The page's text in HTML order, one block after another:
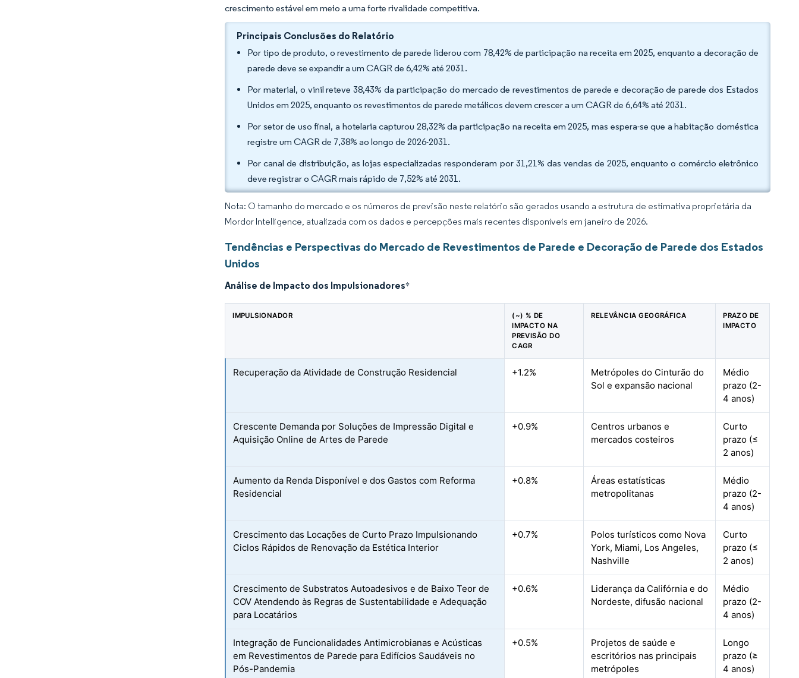
crescimento estável em meio a uma forte rivalidade competitiva.
Principais Conclusões do Relatório
Por tipo de produto, o revestimento de parede liderou com 78,42% de participação na receita em 2025, enquanto a decoração de
parede deve se expandir a um CAGR de 6,42% até 2031.
Por material, o vinil reteve 38,43% da participação do mercado de revestimentos de parede e decoração de parede dos Estados
Unidos em 2025, enquanto os revestimentos de parede metálicos devem crescer a um CAGR de 6,64% até 2031.
Por setor de uso final, a hotelaria capturou 28,32% da participação na receita em 2025, mas espera-se que a habitação doméstica
registre um CAGR de 7,38% ao longo de 2026-2031.
Por canal de distribuição, as lojas especializadas responderam por 31,21% das vendas de 2025, enquanto o comércio eletrônico
deve registrar o CAGR mais rápido de 7,52% até 2031.
Nota: O tamanho do mercado e os números de previsão neste relatório são gerados usando a estrutura de estimativa proprietária da
Mordor Intelligence, atualizada com os dados e percepções mais recentes disponíveis em janeiro de 2026.
Tendências e Perspectivas do Mercado de Revestimentos de Parede e Decoração de Parede dos Estados
Unidos
Análise de Impacto dos Impulsionadores*
IMPULSIONADOR
(~) % DE
IMPACTO NA
PREVISÃO DO
CAGR
RELEVÂNCIA GEOGRÁFICA
PRAZO DE
IMPACTO
Recuperação da Atividade de Construção Residencial +1.2%
Metrópoles do Cinturão do
Sol e expansão nacional
Médio
prazo (2-
4 anos)
Crescente Demanda por Soluções de Impressão Digital e
Aquisição Online de Artes de Parede
+0.9%
Centros urbanos e
mercados costeiros
Curto
prazo (≤
2 anos)
Aumento da Renda Disponível e dos Gastos com Reforma
Residencial
+0.8%
Áreas estatísticas
metropolitanas
Médio
prazo (2-
4 anos)
Crescimento das Locações de Curto Prazo Impulsionando
Ciclos Rápidos de Renovação da Estética Interior
+0.7%
Polos turísticos como Nova
York, Miami, Los Angeles,
Nashville
Curto
prazo (≤
2 anos)
Crescimento de Substratos Autoadesivos e de Baixo Teor de
COV Atendendo às Regras de Sustentabilidade e Adequação
para Locatários
+0.6%
Liderança da Califórnia e do
Nordeste, difusão nacional
Médio
prazo (2-
4 anos)
Integração de Funcionalidades Antimicrobianas e Acústicas
em Revestimentos de Parede para Edifícios Saudáveis no
Pós-Pandemia
+0.5%
Projetos de saúde e
escritórios nas principais
metrópoles
Longo
prazo (≥
4 anos)